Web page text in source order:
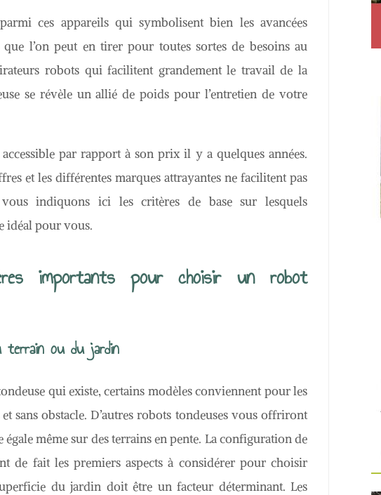
ces appareils qui symbolisent bien les avancées
l’on peut en tirer pour toutes sortes de besoins au
robots qui facilitent grandement le travail de la
se révèle un allié de poids pour l’entretien de votre
par rapport à son prix il y a quelques années.
et les différentes marques attrayantes ne facilitent pas
indiquons ici les critères de base sur lesquels
idéal pour vous.
importants pour choisir un robot
terrain ou du jardin
qui existe, certains modèles conviennent pour les
sans obstacle. D’autres robots tondeuses vous offriront
même sur des terrains en pente. La configuration de
de fait les premiers aspects à considérer pour choisir
du jardin doit être un facteur déterminant. Les